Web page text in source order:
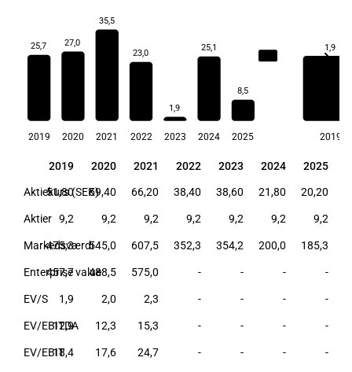
25,7 27,0
35,5
23,0
1,9
25,1
8,5
2019 2020 2021 2022 2023 2024 2025
1,9
2019
2019 2020 2021 2022 2023 2024 2025
2019 2020 2021 2022 2023 2024 2025
Aktiekurs (SEK)
51,80 59,40 66,20 38,40 38,60 21,80 20,20
Aktier 9,2 9,2 9,2 9,2 9,2 9,2 9,2
Markedsværdi
475,3 545,0 607,5 352,3 354,2 200,0 185,3
Enterprise value
457,7 488,5 575,0 - - - -
EV/S 1,9 2,0 2,3 - - - -
EV/EBITDA
12,9 12,3 15,3 - - - -
EV/EBIT18,4 17,6 24,7 - - - -